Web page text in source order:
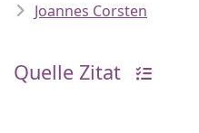
Joannes Corsten
Quelle Zitat